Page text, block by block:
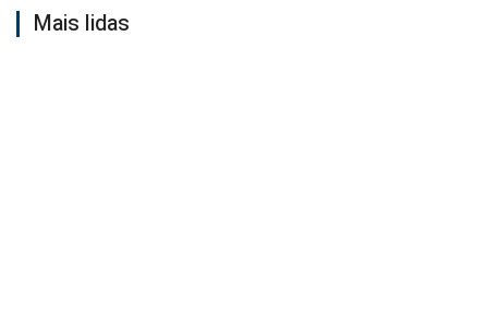
Mais lidas